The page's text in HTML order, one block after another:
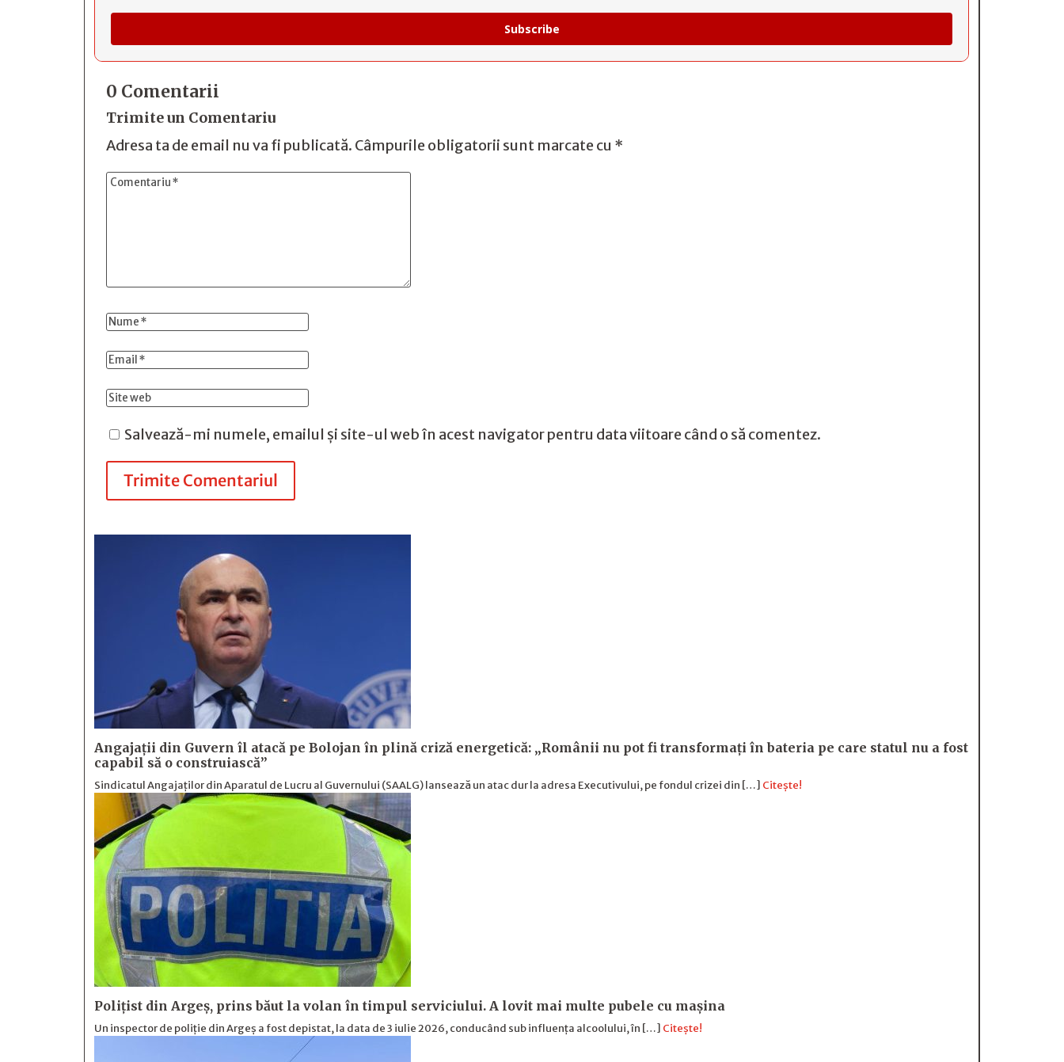
Subscribe
0 Comentarii
Trimite un Comentariu
Adresa ta de email nu va fi publicată. Câmpurile obligatorii sunt marcate cu *
Salvează-mi numele, emailul și site-ul web în acest navigator pentru data viitoare când o să comentez.
Trimite Comentariul
Angajații din Guvern îl atacă pe Bolojan în plină criză energetică: „Românii nu pot fi transformați în bateria pe care statul nu a fost
capabil să o construiască”
Sindicatul Angajaților din Aparatul de Lucru al Guvernului (SAALG) lansează un atac dur la adresa Executivului, pe fondul crizei din […] Citește!
Polițist din Argeș, prins băut la volan în timpul serviciului. A lovit mai multe pubele cu mașina
Un inspector de poliție din Argeș a fost depistat, la data de 3 iulie 2026, conducând sub influența alcoolului, în […] Citește!